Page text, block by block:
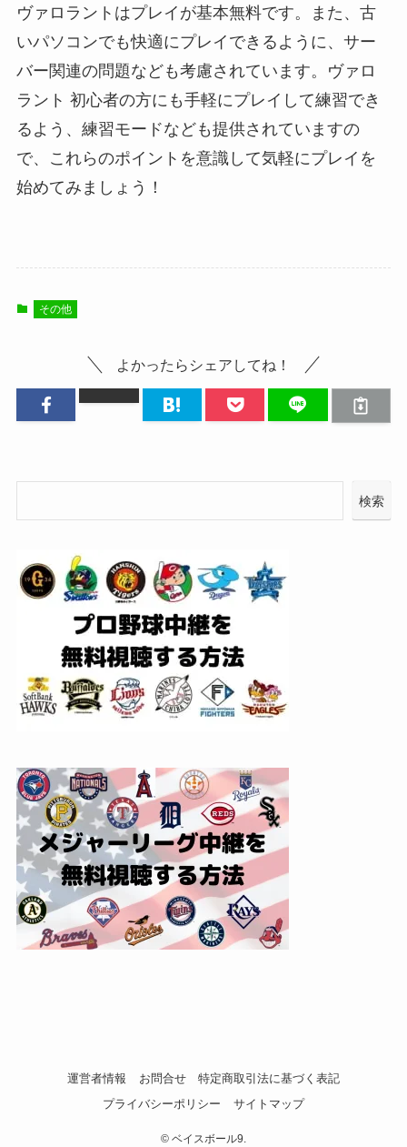
ヴァロラントはプレイが基本無料です。また、古
いパソコンでも快適にプレイできるように、サー
バー関連の問題なども考慮されています。ヴァロ
ラント 初心者の方にも手軽にプレイして練習でき
るよう、練習モードなども提供されていますの
で、これらのポイントを意識して気軽にプレイを
始めてみましょう！
その他
よかったらシェアしてね！
検索
運営者情報 お問合せ
特定商取引法に基づく表記
プライバシーポリシー
サイトマップ
© ベイスボール9.